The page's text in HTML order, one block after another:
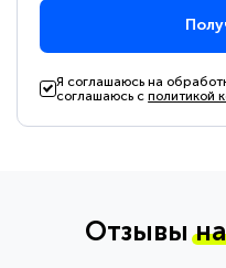
Я соглашаюсь на
соглашаюсь сполитикой
Отзывы